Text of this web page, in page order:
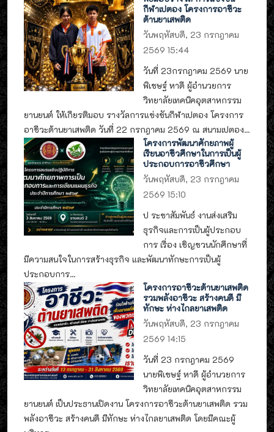
กีฬาเปตอง โครงการอาชีวะ
ต้านยาเสพติด
วันพฤหัสบดี, 23 กรกฎาคม
2569 15:44
วันที่ 23กรกฎาคม 2569 นาย
พิเชษฐ์ หาดี ผู้อำนวยการ
วิทยาลัยเทคนิคอุตสาหกรรม
ยานยนต์ ให้เกียรติมอบ รางวัลการแข่งขันกีฬาเปตอง โครงการ
อาชีวะต้านยาเสพติด วันที่ 22 กรกฎาคม 2569 ณ สนามเปตอง...
โครงการพัฒนาศักยภาพผู้
เรียนอาชีวศึกษาในการเป็นผู้
ประกอบการอาชีวศึกษา
วันพฤหัสบดี, 23 กรกฎาคม
2569 15:10
ป ระชาสัมพันธ์ งานส่งเสริม
ธุรกิจและการเป็นผู้ประกอบ
การ เรื่อง เชิญชวนนักศึกษาที่
มีความสนใจในการสร้างธุรกิจ และพัฒนาทักษะการเป็นผู้
ประกอบการ...
โครงการอาชีวะต้านยาเสพติด
รวมพลังอาชีวะ สร้างคนดี มี
ทักษะ ห่างไกลยาเสพติด
วันพฤหัสบดี, 23 กรกฎาคม
2569 14:15
วันที่ 23 กรกฎาคม 2569
นายพิเชษฐ์ หาดี ผู้อำนวยการ
วิทยาลัยเทคนิคอุตสาหกรรม
ยานยนต์ เป็นประธานเปิดงาน โครงการอาชีวะต้านยาเสพติด รวม
พลังอาชีวะ สร้างคนดี มีทักษะ ห่างไกลยาเสพติด โดยมีคณะผู้